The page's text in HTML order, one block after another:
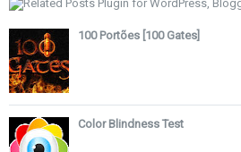
100 Portões [100 Gates]
Color Blindness Test